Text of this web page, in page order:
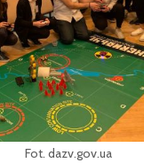
Fot. dazv.gov.ua